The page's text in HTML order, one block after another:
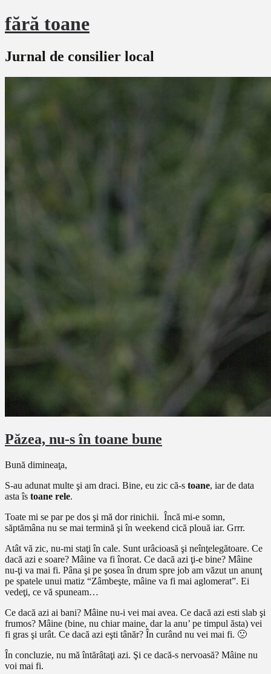
fără toane
Jurnal de consilier local
Păzea, nu-s în toane bune
Bună dimineaţa,
S-au adunat multe şi am draci. Bine, eu zic că-s toane, iar de data
asta îs toane rele.
Toate mi se par pe dos şi mă dor rinichii. Încă mi-e somn,
săptămâna nu se mai termină şi în weekend cică plouă iar. Grrr.
Atât vă zic, nu-mi staţi în cale. Sunt urâcioasă şi neînţelegătoare. Ce
dacă azi e soare? Mâine va fi înorat. Ce dacă azi ţi-e bine? Mâine
nu-ţi va mai fi. Pâna şi pe şosea în drum spre job am văzut un anunţ
pe spatele unui matiz “Zâmbeşte, mâine va fi mai aglomerat”. Ei
vedeţi, ce vă spuneam…
Ce dacă azi ai bani? Mâine nu-i vei mai avea. Ce dacă azi esti slab şi
frumos? Mâine (bine, nu chiar maine, dar la anu’ pe timpul ăsta) vei
fi gras şi urât. Ce dacă azi eşti tânăr? În curând nu vei mai fi. 🙁
În concluzie, nu mă întărâtaţi azi. Şi ce dacă-s nervoasă? Mâine nu
voi mai fi.